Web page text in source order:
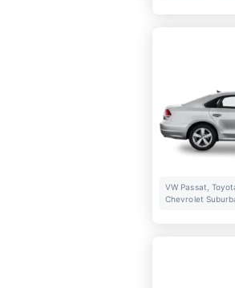
VW Passat,
Chevrolet